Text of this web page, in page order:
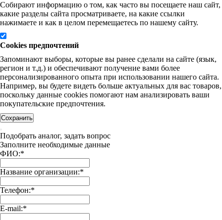
Собирают информацию о том, как часто вы посещаете наш сайт,
какие разделы сайта просматриваете, на какие ссылки
нажимаете и как в целом перемещаетесь по нашему сайту.
Cookies предпочтений
Запоминают выборы, которые вы ранее сделали на сайте (язык,
регион и т.д.) и обеспечивают получение вами более
персонализированного опыта при использовании нашего сайта.
Например, вы будете видеть больше актуальных для вас товаров,
поскольку данные cookies помогают нам анализировать ваши
покупательские предпочтения.
Сохранить
Подобрать аналог, задать вопрос
Заполните необходимые данные
ФИО:*
Название организации:*
Телефон:*
E-mail:*